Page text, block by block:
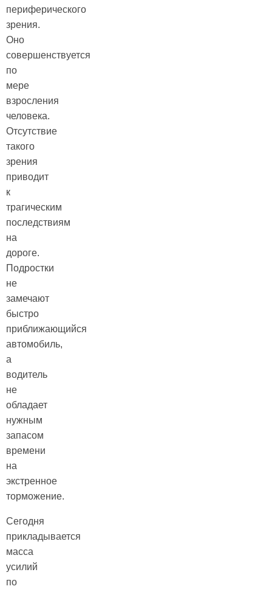
периферического
зрения.
Оно
совершенствуется
по
мере
взросления
человека.
Отсутствие
такого
зрения
приводит
к
трагическим
последствиям
на
дороге.
Подростки
не
замечают
быстро
приближающийся
автомобиль,
а
водитель
не
обладает
нужным
запасом
времени
на
экстренное
торможение.
Сегодня
прикладывается
масса
усилий
по